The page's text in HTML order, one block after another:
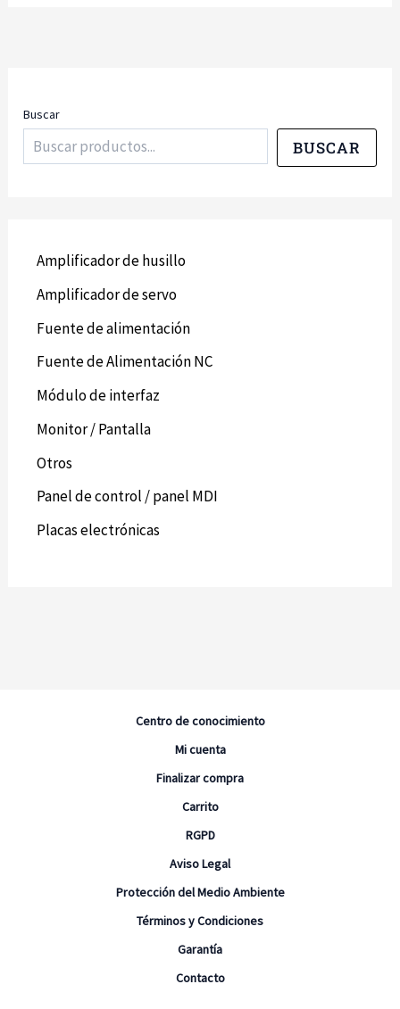
Buscar
BUSCAR
Amplificador de husillo
Amplificador de servo
Fuente de alimentación
Fuente de Alimentación NC
Módulo de interfaz
Monitor / Pantalla
Otros
Panel de control / panel MDI
Placas electrónicas
Centro de conocimiento
Mi cuenta
Finalizar compra
Carrito
RGPD
Aviso Legal
Protección del Medio Ambiente
Términos y Condiciones
Garantía
Contacto